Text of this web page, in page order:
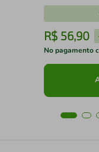
R$ 56,90
No pagamento